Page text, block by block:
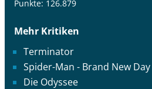
Punkte: 126.879
Mehr Kritiken
Terminator
Spider-Man - Brand New Day
Die Odyssee